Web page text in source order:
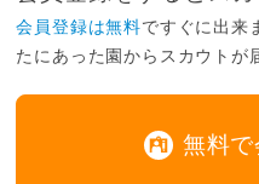
会員登録は無料ですぐに出来
たにあった園からスカウトが
無料で